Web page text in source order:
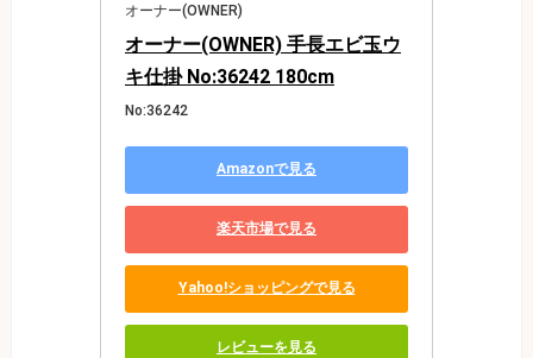
オーナー(OWNER)
オーナー(OWNER) 手長エビ玉ウ
キ仕掛 No:36242 180cm
No:36242
Amazonで見る
楽天市場で見る
Yahoo!ショッピングで見る
レビューを見る